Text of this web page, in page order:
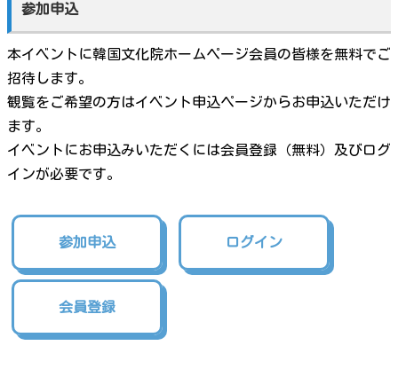
参加申込
本イベントに韓国文化院ホームページ会員の皆様を無料でご
招待します。
観覧をご希望の方はイベント申込ページからお申込いただけ
ます。
イベントにお申込みいただくには会員登録（無料）及びログ
インが必要です。
参加申込 ログイン
会員登録